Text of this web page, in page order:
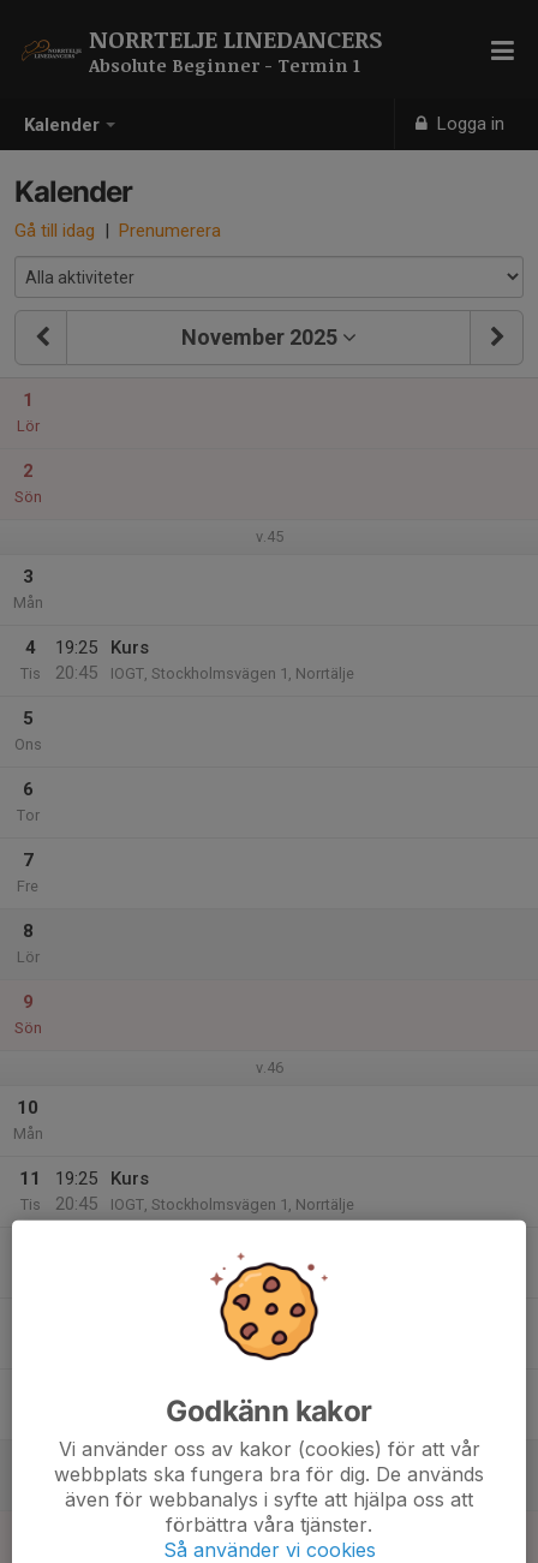
Kalender Logga in
NORRTELJE LINEDANCERS
Absolute Beginner - Termin 1
Kalender
Gå till idag | Prenumerera
November 2025
1
Lör
2
Sön
v.45
3
Mån
4
Tis
19:25
20:45
Kurs
IOGT, Stockholmsvägen 1, Norrtälje
5
Ons
6
Tor
7
Fre
8
Lör
9
Sön
v.46
10
Mån
11
Tis
19:25
20:45
Kurs
IOGT, Stockholmsvägen 1, Norrtälje
Godkänn kakor
Vi använder oss av kakor (cookies) för att vår
webbplats ska fungera bra för dig. De används
även för webbanalys i syfte att hjälpa oss att
förbättra våra tjänster.
Så använder vi cookies